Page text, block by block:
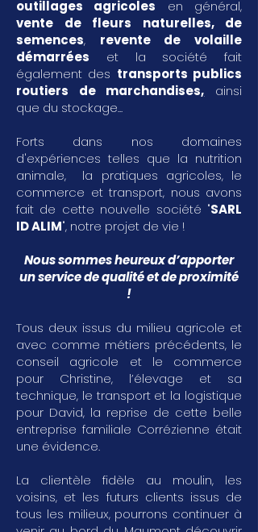
outillages agricoles en général,
vente de fleurs naturelles, de
semences, revente de volaille
démarrées et la société fait
également des transports publics
routiers de marchandises, ainsi
que du stockage...
Forts dans nos domaines
d'expériences telles que la nutrition
animale, la pratiques agricoles, le
commerce et transport, nous avons
fait de cette nouvelle société "SARL
ID ALIM", notre projet de vie !
Nous sommes heureux d’apporter
un service de qualité et de proximité
!
Tous deux issus du milieu agricole et
avec comme métiers précédents, le
conseil agricole et le commerce
pour Christine, l’élevage et sa
technique, le transport et la logistique
pour David, la reprise de cette belle
entreprise familiale Corrézienne était
une évidence.
La clientèle fidèle au moulin, les
voisins, et les futurs clients issus de
tous les milieux, pourrons continuer à